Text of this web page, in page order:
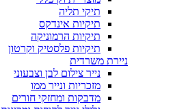
תיקי תליה
תיקיות אינדקס
תיקיות הרמוניקה
תיקיות פלסטיק וקרטון
ניירת משרדית
נייר צילום לבן וצבעוני
מזכריות ונייר ממו
מדבקות ומחזקי חורים